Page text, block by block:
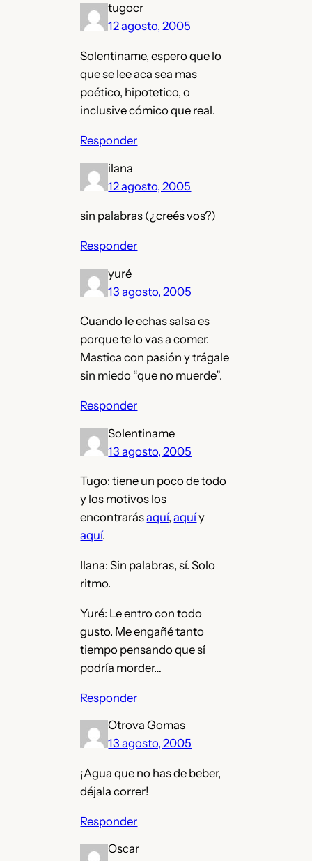
tugocr
12 agosto, 2005
Solentiname, espero que lo
que se lee aca sea mas
poético, hipotetico, o
inclusive cómico que real.
Responder
ilana
12 agosto, 2005
sin palabras (¿creés vos?)
Responder
yuré
13 agosto, 2005
Cuando le echas salsa es
porque te lo vas a comer.
Mastica con pasión y trágale
sin miedo “que no muerde”.
Responder
Solentiname
13 agosto, 2005
Tugo: tiene un poco de todo
y los motivos los
encontrarásaquí,aquíy
aquí.
Ilana: Sin palabras, sí. Solo
ritmo.
Yuré: Le entro con todo
gusto. Me engañé tanto
tiempo pensando que sí
podría morder…
Responder
Otrova Gomas
13 agosto, 2005
¡Agua que no has de beber,
déjala correr!
Responder
Oscar